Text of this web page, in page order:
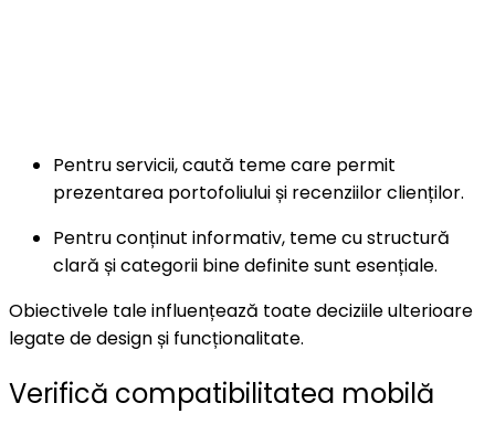
Pentru servicii, caută teme care permit
prezentarea portofoliului și recenziilor clienților.
Pentru conținut informativ, teme cu structură
clară și categorii bine definite sunt esențiale.
Obiectivele tale influențează toate deciziile ulterioare
legate de design și funcționalitate.
Verifică compatibilitatea mobilă